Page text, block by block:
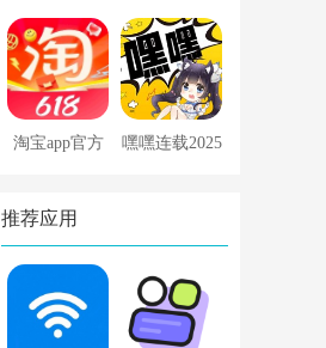
免费版 新版本
淘宝app官方
版
嘿嘿连载2025
推荐应用